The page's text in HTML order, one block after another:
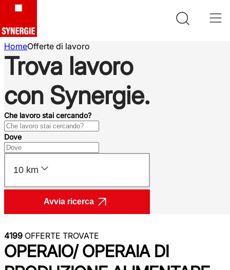
HomeOfferte di lavoro
Trova lavoro
con Synergie.
Che lavoro stai cercando?
Dove
10 km
Avvia ricerca
4199 OFFERTE TROVATE
OPERAIO/ OPERAIA DI